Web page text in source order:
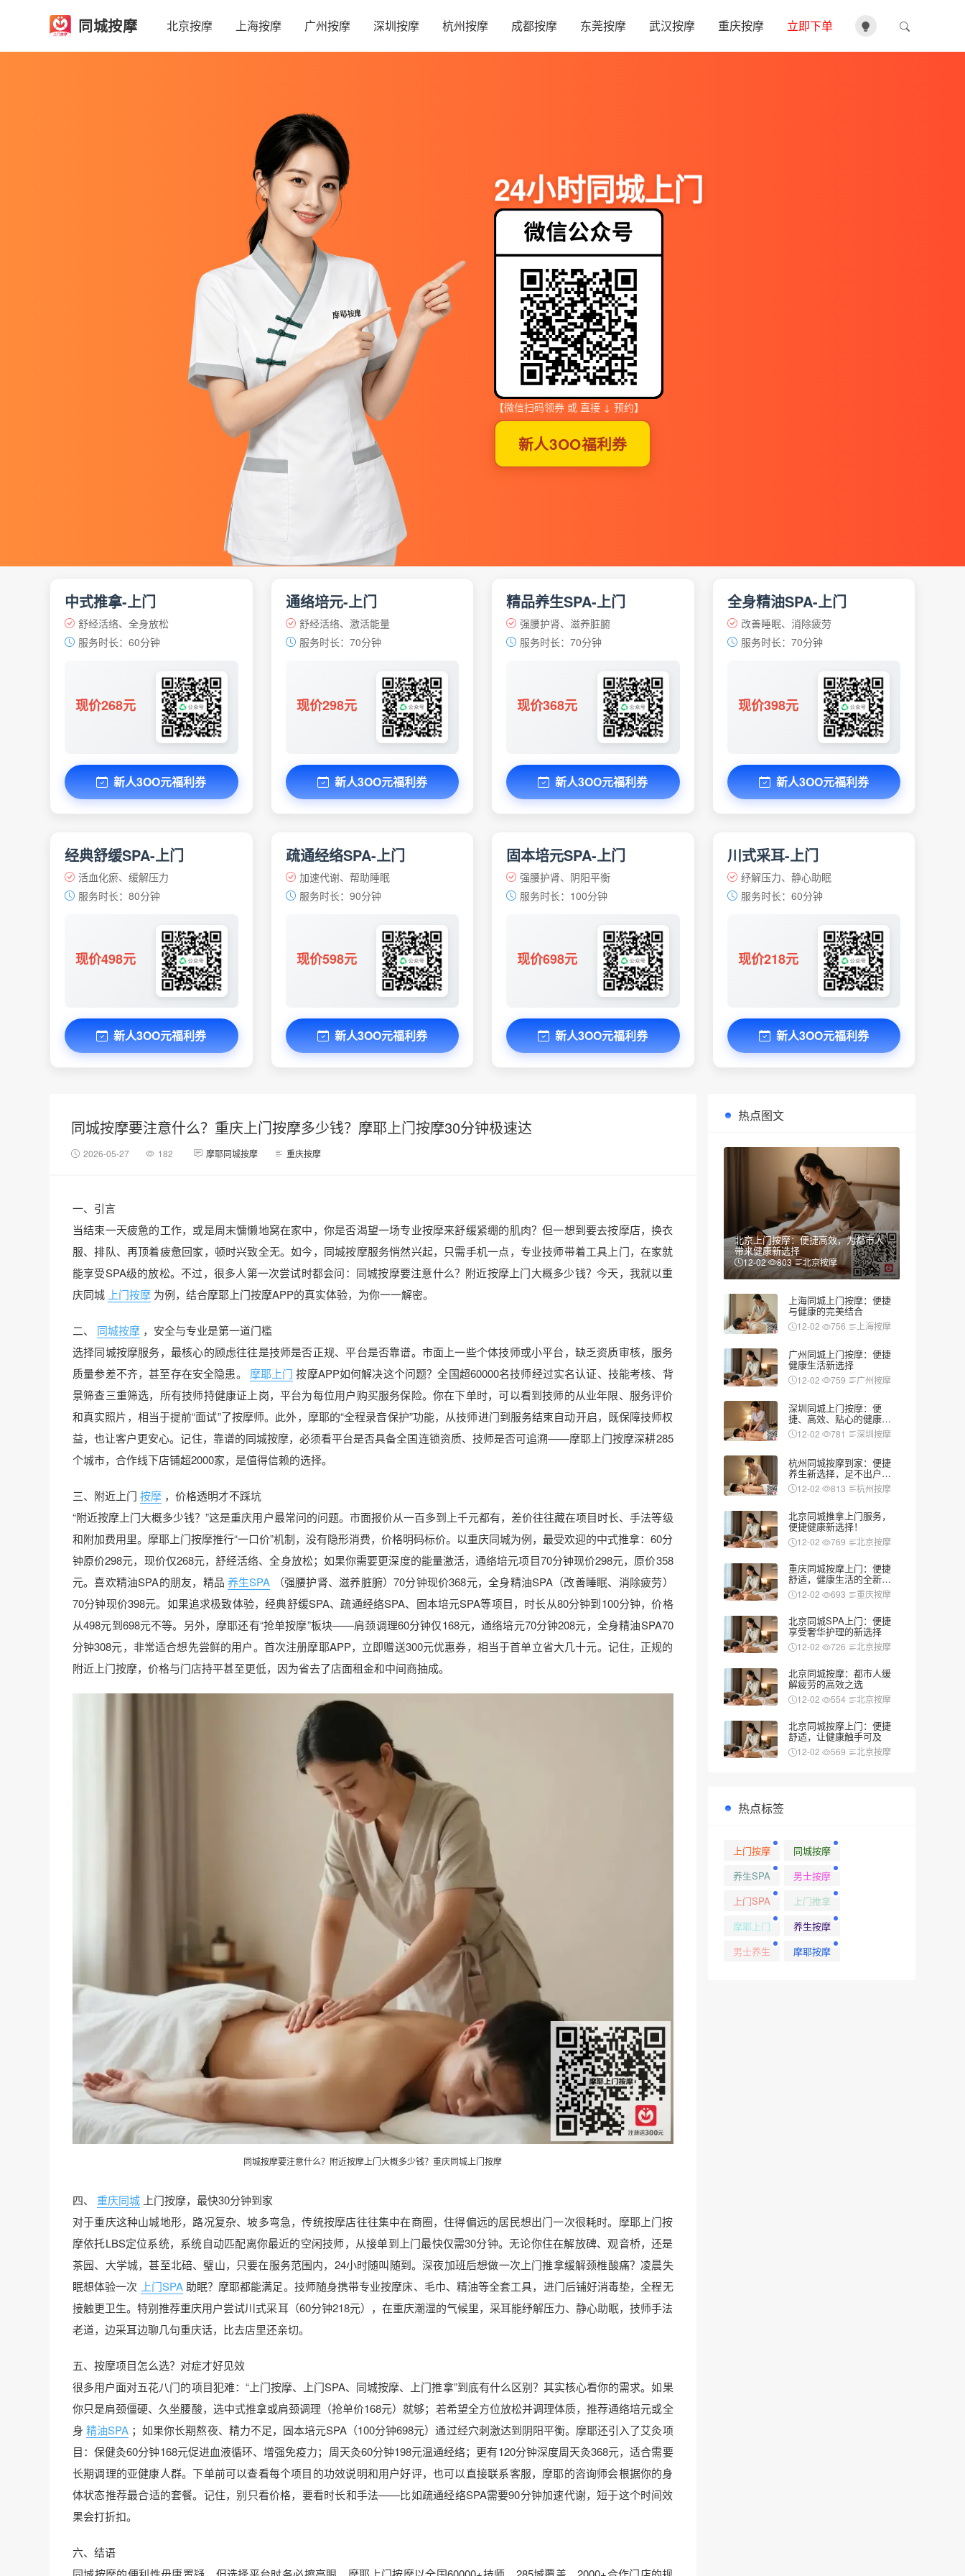
同城按摩 北京按摩 上海按摩 广州按摩 深圳按摩 杭州按摩 成都按摩 东莞按摩 武汉按摩 重庆按摩 立即下单
24小时同城上门
【微信扫码领券 或 直接 ↓ 预约】
新人3OO福利券
中式推拿-上门
舒经活络、全身放松
服务时长：60分钟
现价268元
新人3OO元福利券
通络培元-上门
舒经活络、激活能量
服务时长：70分钟
现价298元
新人3OO元福利券
精品养生SPA-上门
强腰护肾、滋养脏腑
服务时长：70分钟
现价368元
新人3OO元福利券
全身精油SPA-上门
改善睡眠、消除疲劳
服务时长：70分钟
现价398元
新人3OO元福利券
经典舒缓SPA-上门
活血化瘀、缓解压力
服务时长：80分钟
现价498元
新人3OO元福利券
疏通经络SPA-上门
加速代谢、帮助睡眠
服务时长：90分钟
现价598元
新人3OO元福利券
固本培元SPA-上门
强腰护肾、阴阳平衡
服务时长：100分钟
现价698元
新人3OO元福利券
川式采耳-上门
纾解压力、静心助眠
服务时长：60分钟
现价218元
新人3OO元福利券
同城按摩要注意什么？重庆上门按摩多少钱？摩耶上门按摩30分钟极速达
2026-05-27 182 摩耶同城按摩 重庆按摩
一、引言
当结束一天疲惫的工作，或是周末慵懒地窝在家中，你是否渴望一场专业按摩来舒缓紧绷的肌肉？但一想到要去按摩店，换衣
服、排队、再顶着疲惫回家，顿时兴致全无。如今，同城按摩服务悄然兴起，只需手机一点，专业技师带着工具上门，在家就
能享受SPA级的放松。不过，很多人第一次尝试时都会问：同城按摩要注意什么？附近按摩上门大概多少钱？今天，我就以重
庆同城 上门按摩 为例，结合摩耶上门按摩APP的真实体验，为你一一解密。
二、 同城按摩 ，安全与专业是第一道门槛
选择同城按摩服务，最核心的顾虑往往是技师是否正规、平台是否靠谱。市面上一些个体技师或小平台，缺乏资质审核，服务
质量参差不齐，甚至存在安全隐患。
摩耶上门 按摩APP如何解决这个问题？全国超60000名技师经过实名认证、技能考核、背
景筛查三重筛选，所有技师持健康证上岗，平台为每位用户购买服务保险。你在下单时，可以看到技师的从业年限、服务评价
和真实照片，相当于提前“面试”了按摩师。此外，摩耶的“全程录音保护”功能，从技师进门到服务结束自动开启，既保障技师权
益，也让客户更安心。记住，靠谱的同城按摩，必须看平台是否具备全国连锁资质、技师是否可追溯——摩耶上门按摩深耕285
个城市，合作线下店铺超2000家，是值得信赖的选择。
三、附近上门 按摩 ，价格透明才不踩坑
“附近按摩上门大概多少钱？”这是重庆用户最常问的问题。市面报价从一百多到上千元都有，差价往往藏在项目时长、手法等级
和附加费用里。摩耶上门按摩推行“一口价”机制，没有隐形消费，价格明码标价。以重庆同城为例，最受欢迎的中式推拿：60分
钟原价298元，现价仅268元，舒经活络、全身放松；如果你需要更深度的能量激活，通络培元项目70分钟现价298元，原价358
元。喜欢精油SPA的朋友，精品 养生SPA
（强腰护肾、滋养脏腑）70分钟现价368元，全身精油SPA（改善睡眠、消除疲劳）
70分钟现价398元。如果追求极致体验，经典舒缓SPA、疏通经络SPA、固本培元SPA等项目，时长从80分钟到100分钟，价格
从498元到698元不等。另外，摩耶还有“抢单按摩”板块——肩颈调理60分钟仅168元，通络培元70分钟208元，全身精油SPA70
分钟308元，非常适合想先尝鲜的用户。首次注册摩耶APP，立即赠送300元优惠券，相当于首单立省大几十元。记住，正规的
附近上门按摩，价格与门店持平甚至更低，因为省去了店面租金和中间商抽成。
同城按摩要注意什么？附近按摩上门大概多少钱？重庆同城上门按摩
四、 重庆同城 上门按摩，最快30分钟到家
对于重庆这种山城地形，路况复杂、坡多弯急，传统按摩店往往集中在商圈，住得偏远的居民想出门一次很耗时。摩耶上门按
摩依托LBS定位系统，系统自动匹配离你最近的空闲技师，从接单到上门最快仅需30分钟。无论你住在解放碑、观音桥，还是
茶园、大学城，甚至北碚、璧山，只要在服务范围内，24小时随叫随到。深夜加班后想做一次上门推拿缓解颈椎酸痛？凌晨失
眠想体验一次 上门SPA 助眠？摩耶都能满足。技师随身携带专业按摩床、毛巾、精油等全套工具，进门后铺好消毒垫，全程无
接触更卫生。特别推荐重庆用户尝试川式采耳（60分钟218元），在重庆潮湿的气候里，采耳能纾解压力、静心助眠，技师手法
老道，边采耳边聊几句重庆话，比去店里还亲切。
五、按摩项目怎么选？对症才好见效
很多用户面对五花八门的项目犯难：“上门按摩、上门SPA、同城按摩、上门推拿”到底有什么区别？其实核心看你的需求。如果
你只是肩颈僵硬、久坐腰酸，选中式推拿或肩颈调理（抢单价168元）就够；若希望全方位放松并调理体质，推荐通络培元或全
身 精油SPA ；如果你长期熬夜、精力不足，固本培元SPA（100分钟698元）通过经穴刺激达到阴阳平衡。摩耶还引入了艾灸项
目：保健灸60分钟168元促进血液循环、增强免疫力；周天灸60分钟198元温通经络；更有120分钟深度周天灸368元，适合需要
长期调理的亚健康人群。下单前可以查看每个项目的功效说明和用户好评，也可以直接联系客服，摩耶的咨询师会根据你的身
体状态推荐最合适的套餐。记住，别只看价格，要看时长和手法——比如疏通经络SPA需要90分钟加速代谢，短于这个时间效
果会打折扣。
六、结语
热点图文
北京上门按摩：便捷高效，为都市人
带来健康新选择
12-02 803 北京按摩
上海同城上门按摩：便捷
与健康的完美结合
12-02 756 上海按摩
广州同城上门按摩：便捷
健康生活新选择
12-02 759 广州按摩
深圳同城上门按摩：便
捷、高效、贴心的健康新
选择12-02 781 深圳按摩
杭州同城按摩到家：便捷
养生新选择，足不出户享
受专业服务
12-02 813 杭州按摩
北京同城推拿上门服务，
便捷健康新选择！
12-02 769 北京按摩
重庆同城按摩上门：便捷
舒适，健康生活的全新选
择12-02 693 重庆按摩
北京同城SPA上门：便捷
享受奢华护理的新选择
12-02 726 北京按摩
北京同城按摩：都市人缓
解疲劳的高效之选
12-02 554 北京按摩
北京同城按摩上门：便捷
舒适，让健康触手可及
12-02 569 北京按摩
热点标签
上门按摩
同城按摩
养生SPA
男士按摩
上门SPA
上门推拿
摩耶上门
养生按摩
男士养生
摩耶按摩